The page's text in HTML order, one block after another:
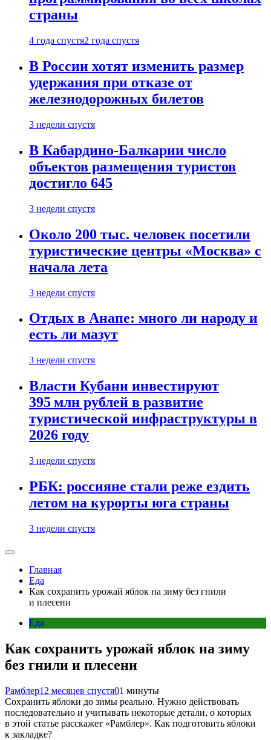
страны
4 года спустя2 года спустя
В России хотят изменить размер
удержания при отказе от
железнодорожных билетов
3 недели спустя
В Кабардино-Балкарии число
объектов размещения туристов
достигло 645
3 недели спустя
Около 200 тыс. человек посетили
туристические центры «Москва» с
начала лета
3 недели спустя
Отдых в Анапе: много ли народу и
есть ли мазут
3 недели спустя
Власти Кубани инвестируют
395 млн рублей в развитие
туристической инфраструктуры в
2026 году
3 недели спустя
РБК: россияне стали реже ездить
летом на курорты юга страны
3 недели спустя
Главная
Еда
Как сохранить урожай яблок на зиму без гнили
и плесени
Еда
Как сохранить урожай яблок на зиму
без гнили и плесени
Рамблер12 месяцев спустя01 минуты
Сохранить яблоки до зимы реально. Нужно действовать
последовательно и учитывать некоторые детали, о которых
в этой статье расскажет «‎Рамблер». Как подготовить яблоки
к закладке?